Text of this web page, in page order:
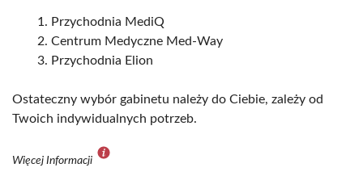
Przychodnia MediQ
Centrum Medyczne Med-Way
Przychodnia Elion
Ostateczny wybór gabinetu należy do Ciebie, zależy od
Twoich indywidualnych potrzeb.
Więcej Informacji